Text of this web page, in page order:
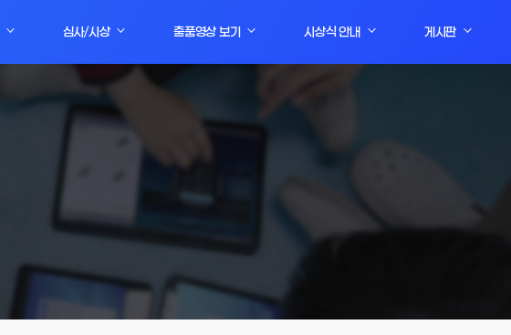
심사/시상 출품영상 보기 시상식 안내 게시판